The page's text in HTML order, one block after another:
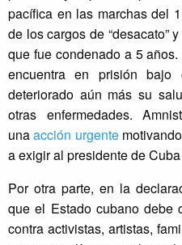
pacífica en las marchas del
de los cargos de “desacato”
que fue condenado a 5
encuentra en prisión bajo
deteriorado aún más su
otras enfermedades.
unaacción urgente
a exigir al presidente de
Por otra parte, en la
que el Estado cubano debe
contra activistas, artistas,